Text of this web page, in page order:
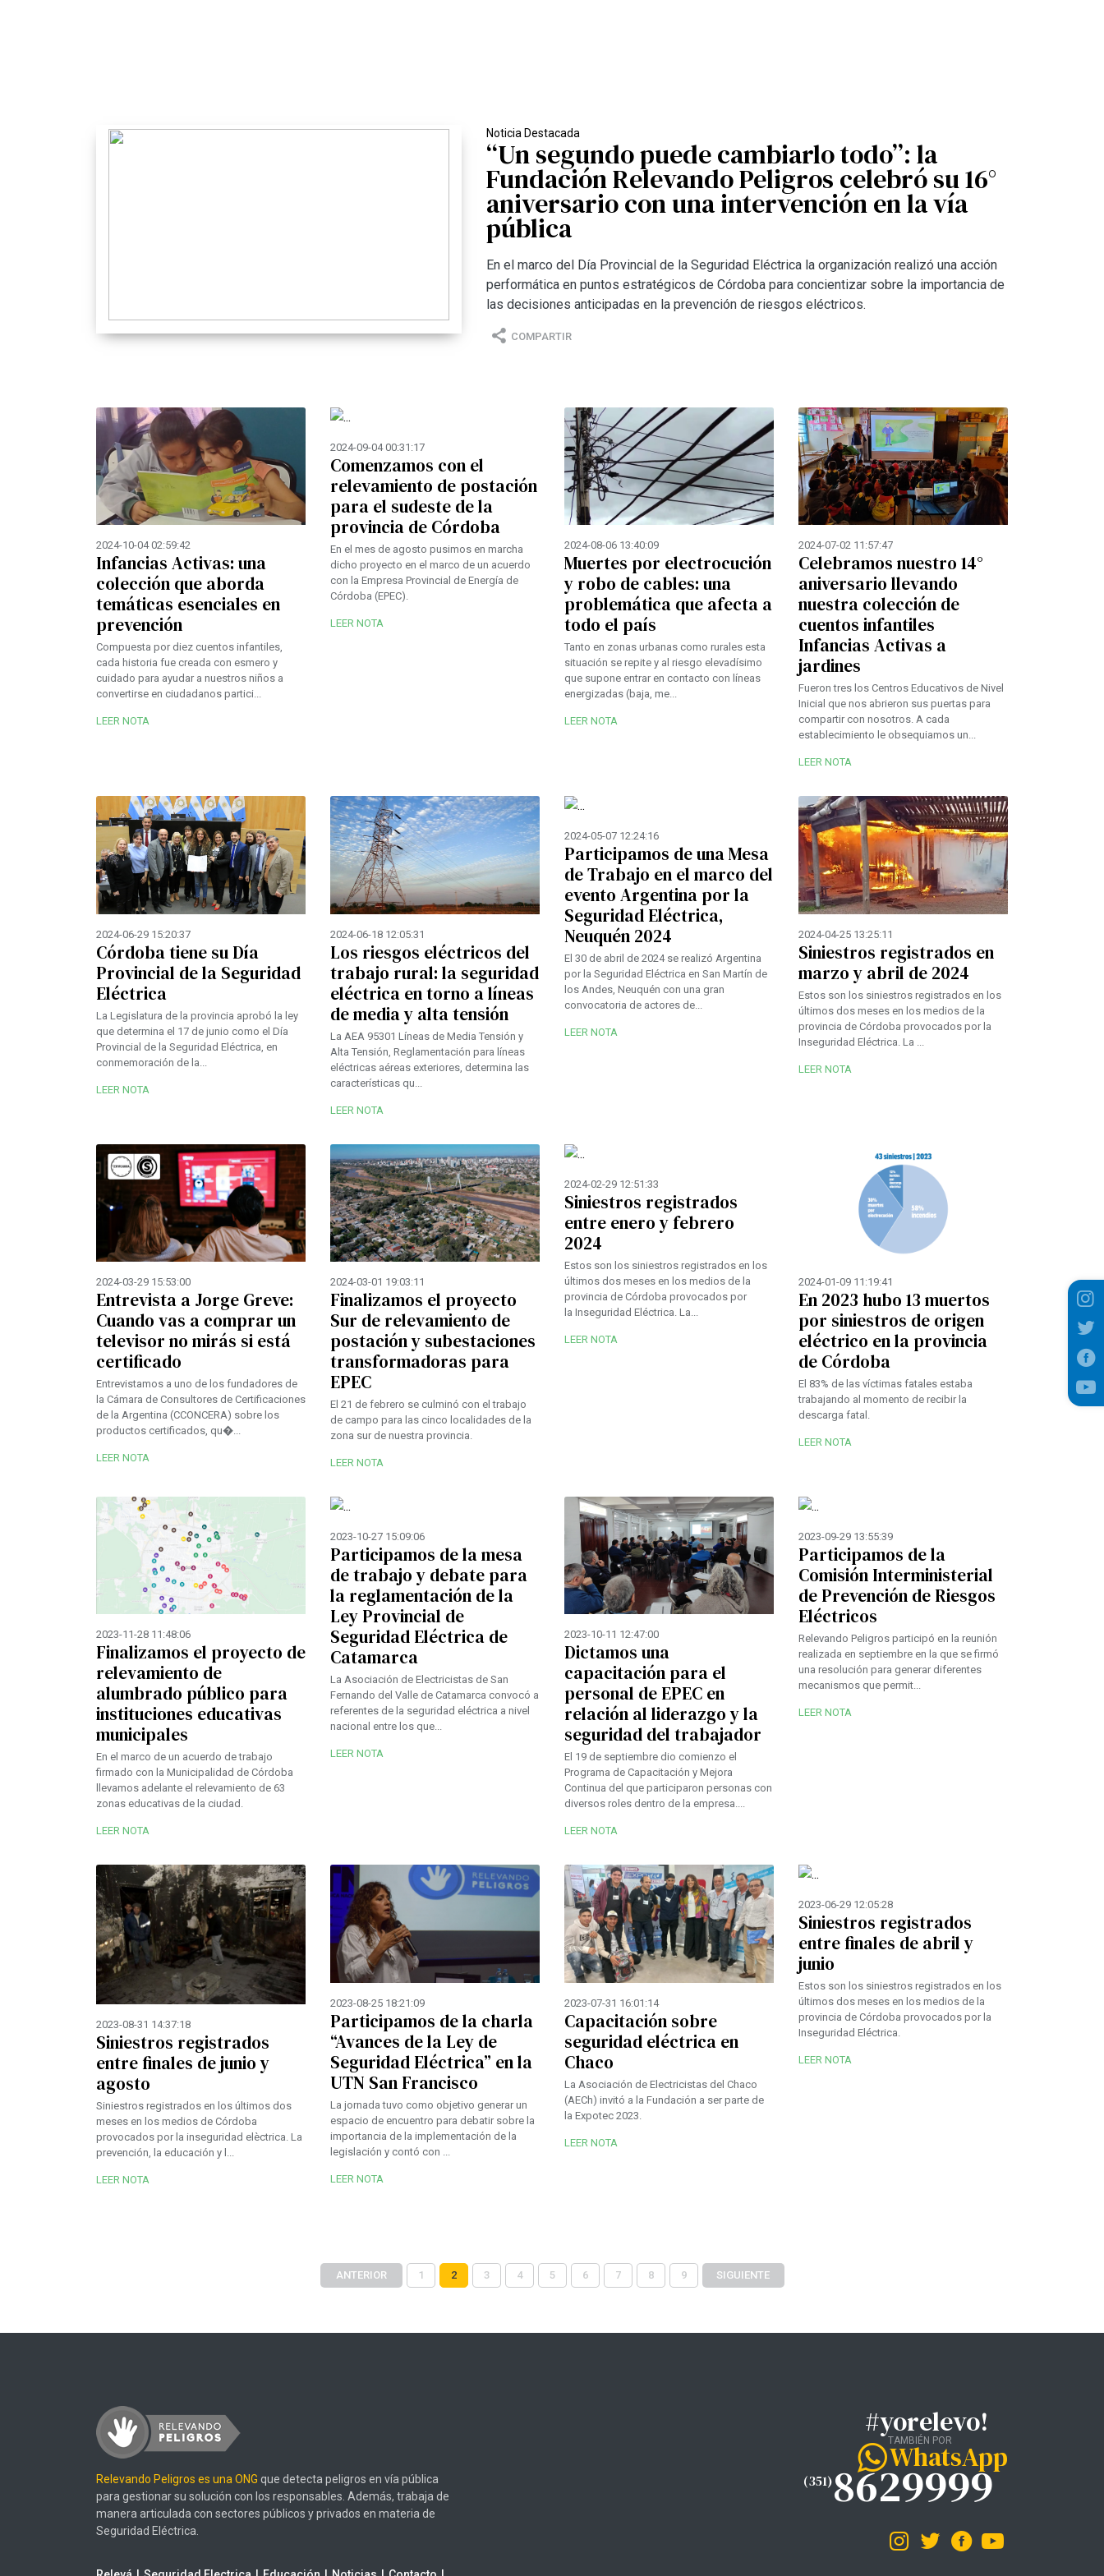
Noticia Destacada
“Un segundo puede cambiarlo todo”: la
Fundación Relevando Peligros celebró su 16°
aniversario con una intervención en la vía
pública
En el marco del Día Provincial de la Seguridad Eléctrica la organización realizó una acción
performática en puntos estratégicos de Córdoba para concientizar sobre la importancia de
las decisiones anticipadas en la prevención de riesgos eléctricos.
COMPARTIR
2024-10-04 02:59:42
Infancias Activas: una
colección que aborda
temáticas esenciales en
prevención
Compuesta por diez cuentos infantiles,
cada historia fue creada con esmero y
cuidado para ayudar a nuestros niños a
convertirse en ciudadanos partici...
LEER NOTA
2024-09-04 00:31:17
Comenzamos con el
relevamiento de postación
para el sudeste de la
provincia de Córdoba
En el mes de agosto pusimos en marcha
dicho proyecto en el marco de un acuerdo
con la Empresa Provincial de Energía de
Córdoba (EPEC).
LEER NOTA
2024-08-06 13:40:09
Muertes por electrocución
y robo de cables: una
problemática que afecta a
todo el país
Tanto en zonas urbanas como rurales esta
situación se repite y al riesgo elevadísimo
que supone entrar en contacto con líneas
energizadas (baja, me...
LEER NOTA
2024-07-02 11:57:47
Celebramos nuestro 14°
aniversario llevando
nuestra colección de
cuentos infantiles
Infancias Activas a
jardines
Fueron tres los Centros Educativos de Nivel
Inicial que nos abrieron sus puertas para
compartir con nosotros. A cada
establecimiento le obsequiamos un...
LEER NOTA
2024-06-29 15:20:37
Córdoba tiene su Día
Provincial de la Seguridad
Eléctrica
La Legislatura de la provincia aprobó la ley
que determina el 17 de junio como el Día
Provincial de la Seguridad Eléctrica, en
conmemoración de la...
LEER NOTA
2024-06-18 12:05:31
Los riesgos eléctricos del
trabajo rural: la seguridad
eléctrica en torno a líneas
de media y alta tensión
La AEA 95301 Líneas de Media Tensión y
Alta Tensión, Reglamentación para líneas
eléctricas aéreas exteriores, determina las
características qu...
LEER NOTA
2024-05-07 12:24:16
Participamos de una Mesa
de Trabajo en el marco del
evento Argentina por la
Seguridad Eléctrica,
Neuquén 2024
El 30 de abril de 2024 se realizó Argentina
por la Seguridad Eléctrica en San Martín de
los Andes, Neuquén con una gran
convocatoria de actores de...
LEER NOTA
2024-04-25 13:25:11
Siniestros registrados en
marzo y abril de 2024
Estos son los siniestros registrados en los
últimos dos meses en los medios de la
provincia de Córdoba provocados por la
Inseguridad Eléctrica. La ...
LEER NOTA
2024-03-29 15:53:00
Entrevista a Jorge Greve:
Cuando vas a comprar un
televisor no mirás si está
certificado
Entrevistamos a uno de los fundadores de
la Cámara de Consultores de Certificaciones
de la Argentina (CCONCERA) sobre los
productos certificados, qu�...
LEER NOTA
2024-03-01 19:03:11
Finalizamos el proyecto
Sur de relevamiento de
postación y subestaciones
transformadoras para
EPEC
El 21 de febrero se culminó con el trabajo
de campo para las cinco localidades de la
zona sur de nuestra provincia.
LEER NOTA
2024-02-29 12:51:33
Siniestros registrados
entre enero y febrero
2024
Estos son los siniestros registrados en los
últimos dos meses en los medios de la
provincia de Córdoba provocados por
la Inseguridad Eléctrica. La...
LEER NOTA
2024-01-09 11:19:41
En 2023 hubo 13 muertos
por siniestros de origen
eléctrico en la provincia
de Córdoba
El 83% de las víctimas fatales estaba
trabajando al momento de recibir la
descarga fatal.
LEER NOTA
2023-11-28 11:48:06
Finalizamos el proyecto de
relevamiento de
alumbrado público para
instituciones educativas
municipales
En el marco de un acuerdo de trabajo
firmado con la Municipalidad de Córdoba
llevamos adelante el relevamiento de 63
zonas educativas de la ciudad.
LEER NOTA
2023-10-27 15:09:06
Participamos de la mesa
de trabajo y debate para
la reglamentación de la
Ley Provincial de
Seguridad Eléctrica de
Catamarca
La Asociación de Electricistas de San
Fernando del Valle de Catamarca convocó a
referentes de la seguridad eléctrica a nivel
nacional entre los que...
LEER NOTA
2023-10-11 12:47:00
Dictamos una
capacitación para el
personal de EPEC en
relación al liderazgo y la
seguridad del trabajador
El 19 de septiembre dio comienzo el
Programa de Capacitación y Mejora
Continua del que participaron personas con
diversos roles dentro de la empresa....
LEER NOTA
2023-09-29 13:55:39
Participamos de la
Comisión Interministerial
de Prevención de Riesgos
Eléctricos
Relevando Peligros participó en la reunión
realizada en septiembre en la que se firmó
una resolución para generar diferentes
mecanismos que permit...
LEER NOTA
2023-08-31 14:37:18
Siniestros registrados
entre finales de junio y
agosto
Siniestros registrados en los últimos dos
meses en los medios de Córdoba
provocados por la inseguridad elèctrica. La
prevención, la educación y l...
LEER NOTA
2023-08-25 18:21:09
Participamos de la charla
“Avances de la Ley de
Seguridad Eléctrica” en la
UTN San Francisco
La jornada tuvo como objetivo generar un
espacio de encuentro para debatir sobre la
importancia de la implementación de la
legislación y contó con ...
LEER NOTA
2023-07-31 16:01:14
Capacitación sobre
seguridad eléctrica en
Chaco
La Asociación de Electricistas del Chaco
(AECh) invitó a la Fundación a ser parte de
la Expotec 2023.
LEER NOTA
2023-06-29 12:05:28
Siniestros registrados
entre finales de abril y
junio
Estos son los siniestros registrados en los
últimos dos meses en los medios de la
provincia de Córdoba provocados por la
Inseguridad Eléctrica.
LEER NOTA
ANTERIOR 1 2 3 4 5 6 7 8 9 SIGUIENTE
Relevando Peligros es una ONG que detecta peligros en vía pública
para gestionar su solución con los responsables. Además, trabaja de
manera articulada con sectores públicos y privados en materia de
Seguridad Eléctrica.
#yorelevo!
TAMBIÉN POR
WhatsApp
(351)8629999